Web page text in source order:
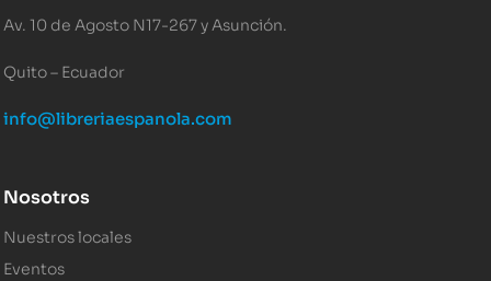
Av. 10 de Agosto N17-267 y Asunción.
Quito – Ecuador
info@libreriaespanola.com
Nosotros
Nuestros locales
Eventos